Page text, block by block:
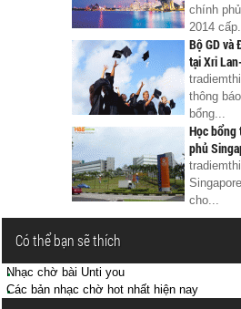
chính
2014 cấp...
Bộ GD và
tại Xri
thông
bổng...
Học bổng
phủ
cho...
Có thể bạn sẽ thích
Nhạc chờ bài Unti you
Các bản nhạc chờ hot nhất hiện nay